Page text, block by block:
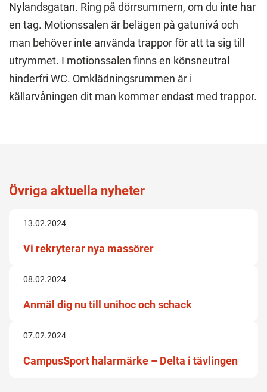
Nylandsgatan. Ring på dörrsummern, om du inte har
en tag. Motionssalen är belägen på gatunivå och
man behöver inte använda trappor för att ta sig till
utrymmet. I motionssalen finns en könsneutral
hinderfri WC. Omklädningsrummen är i
källarvåningen dit man kommer endast med trappor.
Övriga aktuella nyheter
13.02.2024
Vi rekryterar nya massörer
08.02.2024
Anmäl dig nu till unihoc och schack
07.02.2024
CampusSport halarmärke – Delta i tävlingen